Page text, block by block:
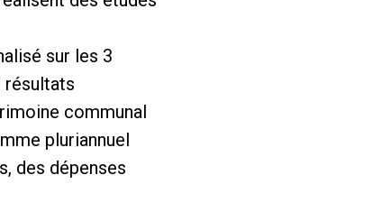
sur les 3
résultats
communal
pluriannuel
des dépenses